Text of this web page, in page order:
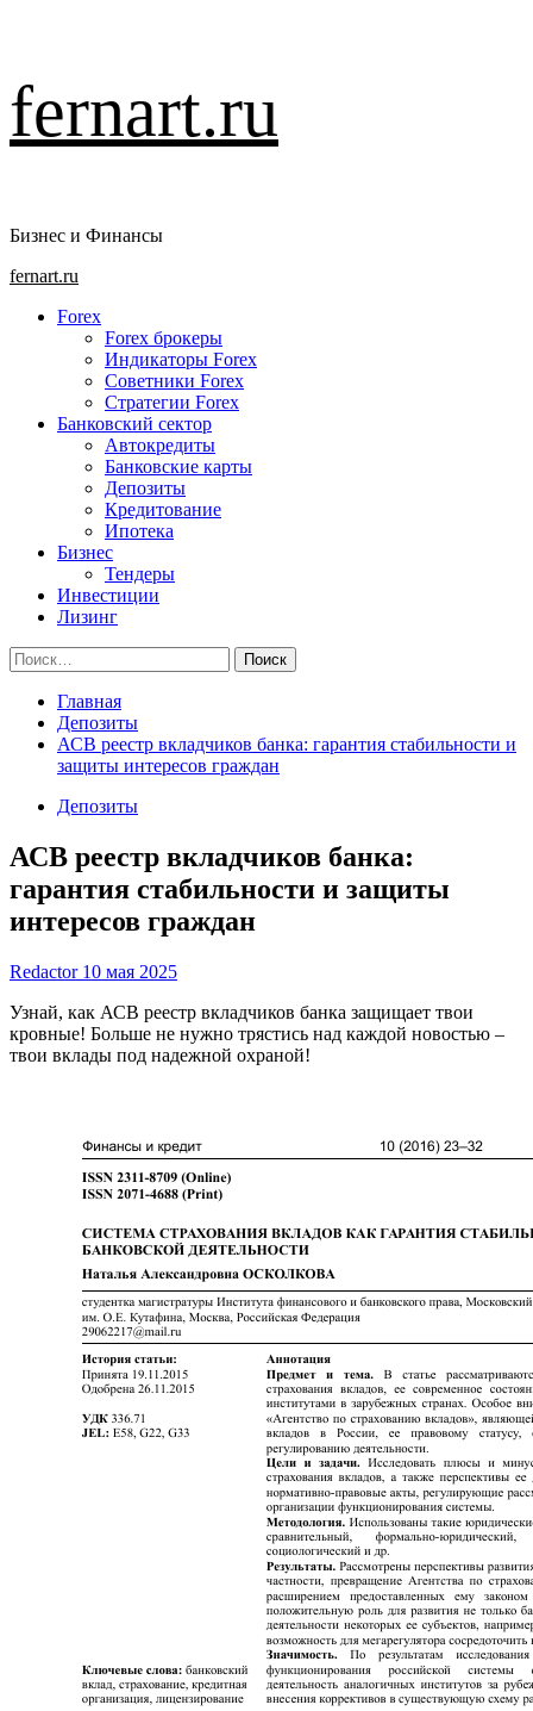
Перейти
к
содержимому
fernart.ru
Бизнес и Финансы
Основное
fernart.ru
Forex
Forex брокеры
Индикаторы Forex
Советники Forex
Стратегии Forex
Банковский сектор
Автокредиты
Банковские карты
Депозиты
Кредитование
Ипотека
Бизнес
Тендеры
Инвестиции
Лизинг
Найти:
Главная
Депозиты
АСВ реестр вкладчиков банка: гарантия стабильности и
защиты интересов граждан
Депозиты
АСВ реестр вкладчиков банка:
гарантия стабильности и защиты
интересов граждан
Redactor 10 мая 2025
Узнай, как АСВ реестр вкладчиков банка защищает твои
кровные! Больше не нужно трястись над каждой новостью –
твои вклады под надежной охраной!